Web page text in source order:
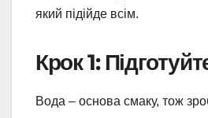
який підійде всім.
Крок 1:
Вода – основа смаку, тож